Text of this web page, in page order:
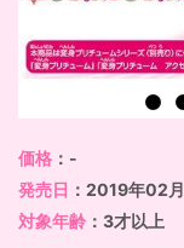
価格 ：-
発売日 ：2019年02
対象年齢 ：3才以上